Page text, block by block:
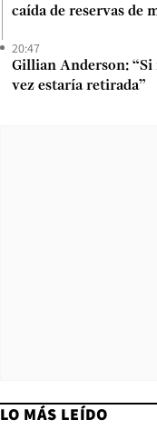
caída de reservas de
20:47
Gillian Anderson:
vez estaría retirada”
LO MÁS LEÍDO